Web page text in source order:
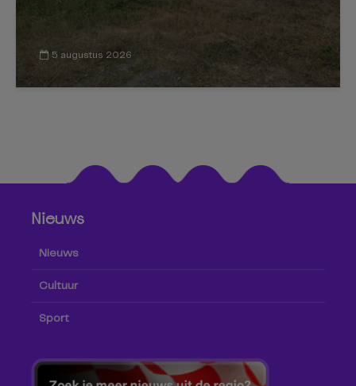
5 augustus 2026
Nieuws
Nieuws
Cultuur
Sport